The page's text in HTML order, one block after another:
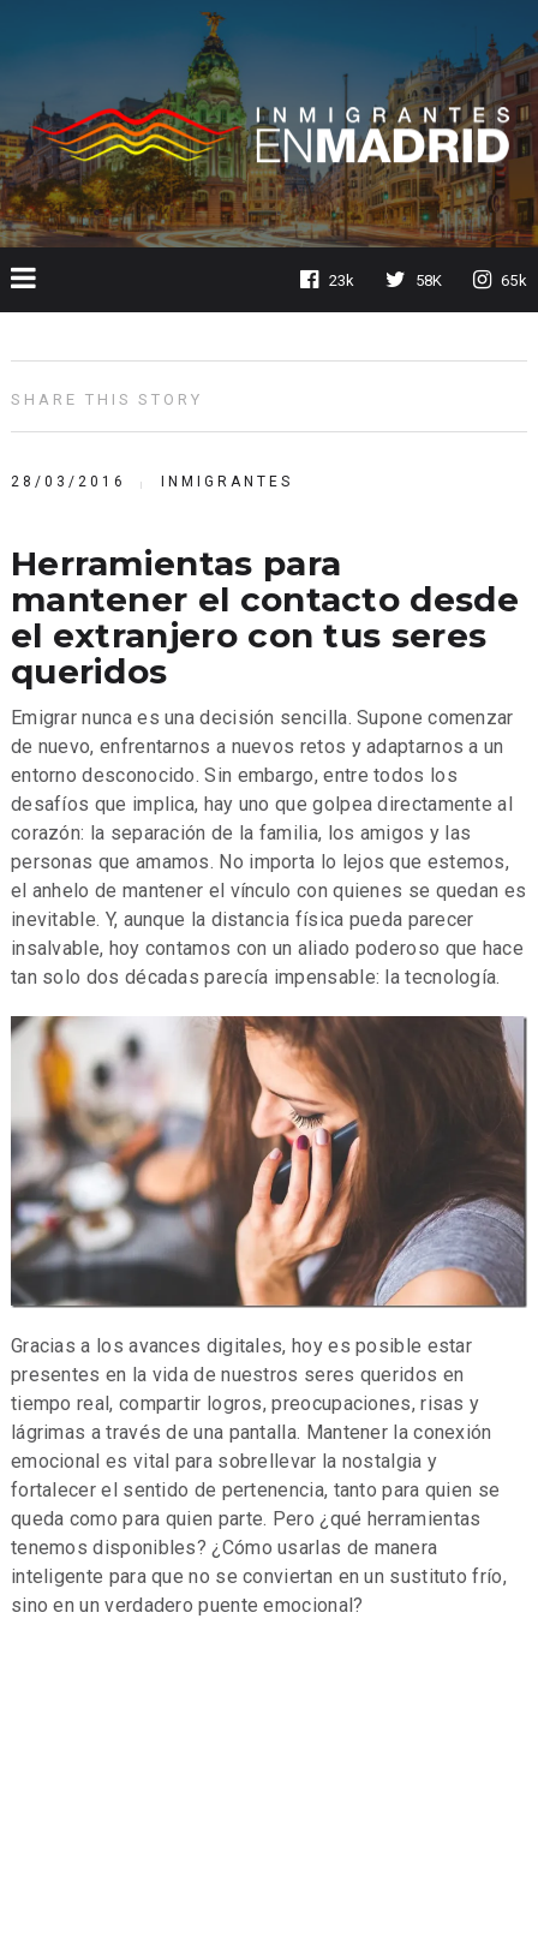
23k 58K 65k
SHARE THIS STORY
28/03/2016 INMIGRANTES
Herramientas para
mantener el contacto desde
el extranjero con tus seres
queridos
Emigrar nunca es una decisión sencilla. Supone comenzar
de nuevo, enfrentarnos a nuevos retos y adaptarnos a un
entorno desconocido. Sin embargo, entre todos los
desafíos que implica, hay uno que golpea directamente al
corazón: la separación de la familia, los amigos y las
personas que amamos. No importa lo lejos que estemos,
el anhelo de mantener el vínculo con quienes se quedan es
inevitable. Y, aunque la distancia física pueda parecer
insalvable, hoy contamos con un aliado poderoso que hace
tan solo dos décadas parecía impensable: la tecnología.
Gracias a los avances digitales, hoy es posible estar
presentes en la vida de nuestros seres queridos en
tiempo real, compartir logros, preocupaciones, risas y
lágrimas a través de una pantalla. Mantener la conexión
emocional es vital para sobrellevar la nostalgia y
fortalecer el sentido de pertenencia, tanto para quien se
queda como para quien parte. Pero ¿qué herramientas
tenemos disponibles? ¿Cómo usarlas de manera
inteligente para que no se conviertan en un sustituto frío,
sino en un verdadero puente emocional?